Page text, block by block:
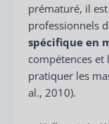
prématuré, il
professionnels
spécifique en
compétences et
pratiquer les
al., 2010).